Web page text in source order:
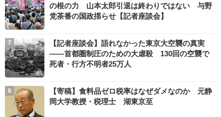
の根の力 山本太郎引退は終わりではない 与野
党茶番の国政揺らせ【記者座談会】
【記者座談会】語れなかった東京大空襲の真実
――首都圏制圧のための大虐殺 130回の空襲で
死者・行方不明者25万人
【寄稿】食料品ゼロ税率はなぜダメなのか 元静
岡大学教授・税理士 湖東京至